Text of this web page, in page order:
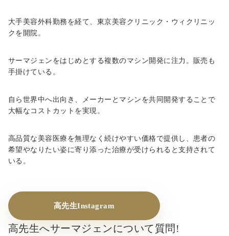
大手美容外科勤務を経て、東京美容クリニック・ウィクリニッ
クを開院。
サーマジェンをはじめとする複数のマシン開発に注力。販売も
手掛けている。
自ら世界中へ出向き、メーカーとマシンを共同開発することで
大幅なコストカットを実現。
高品質な美容医療を無理なく続けやすい価格で提供し、患者の
希望やなりたい姿に寄り添った治療が受けられると支持されて
いる。
高先生Instagram
高先生へサーマジェンについて質問!